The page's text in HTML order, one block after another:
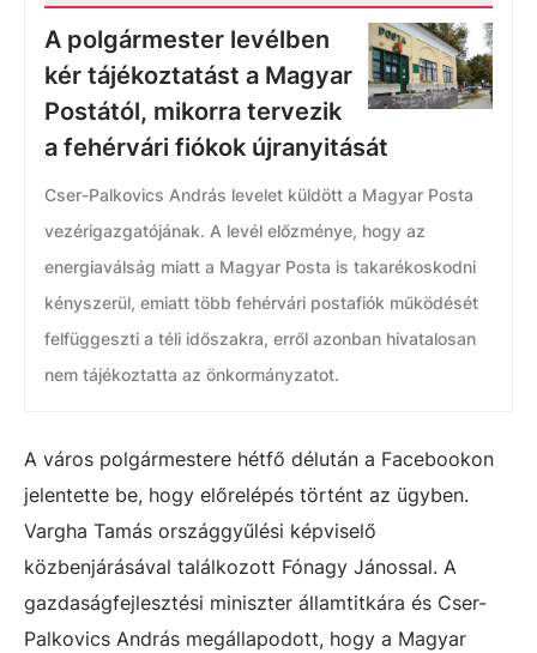
A polgármester levélben
kér tájékoztatást a Magyar
Postától, mikorra tervezik
a fehérvári fiókok újranyitását
Cser-Palkovics András levelet küldött a Magyar Posta
vezérigazgatójának. A levél előzménye, hogy az
energiaválság miatt a Magyar Posta is takarékoskodni
kényszerül, emiatt több fehérvári postafiók működését
felfüggeszti a téli időszakra, erről azonban hivatalosan
nem tájékoztatta az önkormányzatot.
A város polgármestere hétfő délután a Facebookon
jelentette be, hogy előrelépés történt az ügyben.
Vargha Tamás országgyűlési képviselő
közbenjárásával találkozott Fónagy Jánossal. A
gazdaságfejlesztési miniszter államtitkára és Cser-
Palkovics András megállapodott, hogy a Magyar